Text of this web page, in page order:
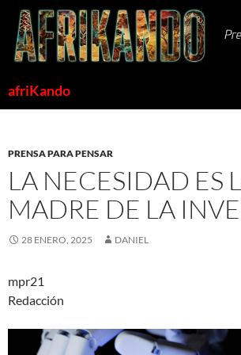
Saltar
contenido
afriKando
PRENSA PARA PENSAR
LA NECESIDAD ES
MADRE DE LA
28 ENERO, 2025 DANIEL
Redacción